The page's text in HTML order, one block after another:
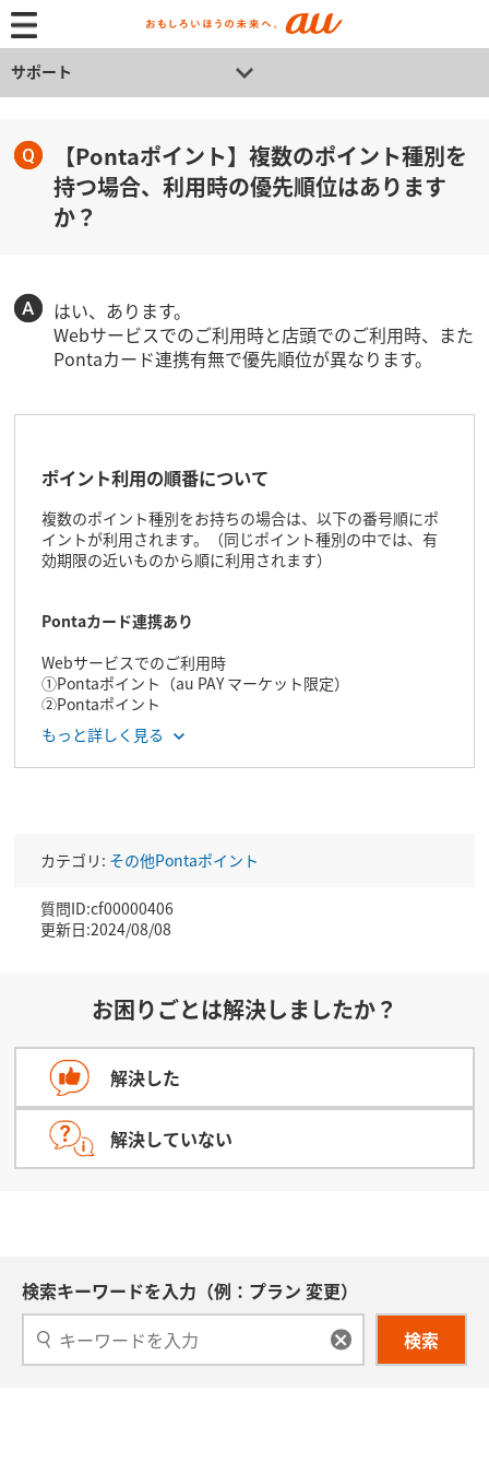
サポート
【Pontaポイント】複数のポイント種別を
持つ場合、利用時の優先順位はあります
か？
はい、あります。
Webサービスでのご利用時と店頭でのご利用時、また
Pontaカード連携有無で優先順位が異なります。
ポイント利用の順番について
複数のポイント種別をお持ちの場合は、以下の番号順にポ
イントが利用されます。（同じポイント種別の中では、有
効期限の近いものから順に利用されます）
Pontaカード連携あり
Webサービスでのご利用時
①Pontaポイント（au PAY マーケット限定）
②Pontaポイント
③auポイント
店頭でのご利用時
Pontaカード連携なし
Webサービスでのご利用時
①Pontaポイント（au PAY マーケット限定）
店頭でのご利用時
②Pontaポイント
もっと詳しく見る
カテゴリ: その他Pontaポイント
質問ID:cf00000406
更新日:2024/08/08
お困りごとは解決しましたか？
解決した
解決していない
検索キーワードを入力（例：プラン 変更）
検索